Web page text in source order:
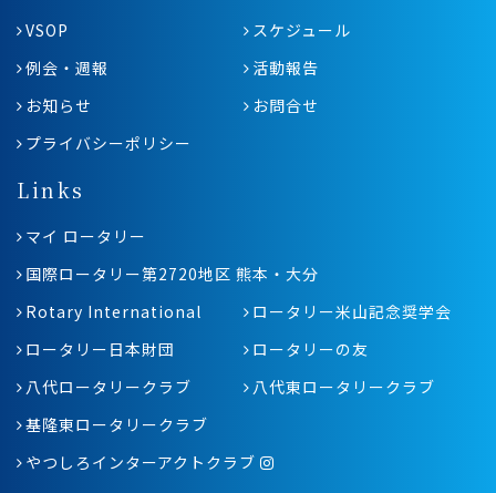
VSOP
スケジュール
例会・週報
活動報告
お知らせ
お問合せ
プライバシーポリシー
Links
マイ ロータリー
国際ロータリー第2720地区 熊本・大分
Rotary International
ロータリー米山記念奨学会
ロータリー日本財団
ロータリーの友
八代ロータリークラブ
八代東ロータリークラブ
基隆東ロータリークラブ
やつしろインターアクトクラブ